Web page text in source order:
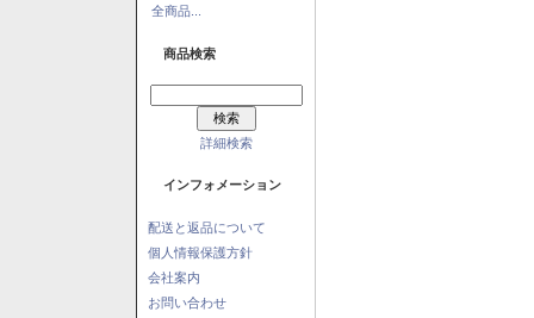
全商品...
商品検索
詳細検索
インフォメーション
配送と返品について
個人情報保護方針
会社案内
お問い合わせ